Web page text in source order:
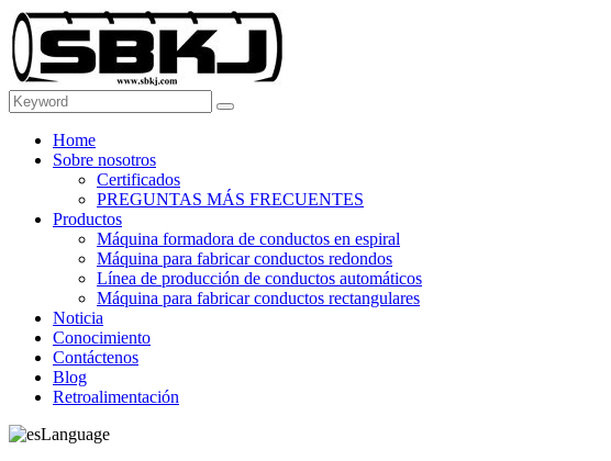
Home
Sobre nosotros
Certificados
PREGUNTAS MÁS FRECUENTES
Productos
Máquina formadora de conductos en espiral
Máquina para fabricar conductos redondos
Línea de producción de conductos automáticos
Máquina para fabricar conductos rectangulares
Noticia
Conocimiento
Contáctenos
Blog
Retroalimentación
Language